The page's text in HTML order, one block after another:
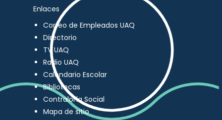
Enlaces
Correo de Empleados UAQ
Directorio
TV UAQ
Radio UAQ
Calendario Escolar
Bibliotecas
Contraloría Social
Mapa de sitio